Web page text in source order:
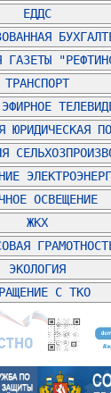
ЕДДС
ГАЗЕТЫ
ТРАНСПОРТ
ЮРИДИЧЕСКАЯ
ОСВЕЩЕНИЕ
ЖКХ
ЭКОЛОГИЯ
С ТКО